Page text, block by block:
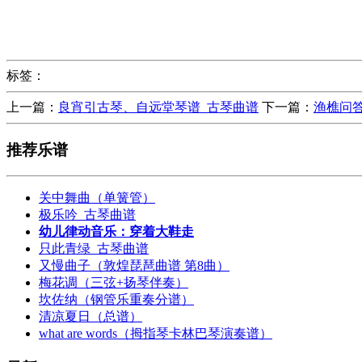
标签：
上一篇： 良宵引古琴、自远堂琴谱_古琴曲谱 下一篇： 渔樵问
推荐乐谱
关中舞曲（单簧管）
极乐吟_古琴曲谱
幼儿律动音乐：穿着大鞋走
只此青绿_古琴曲谱
又慢曲子（敦煌琵琶曲谱 第8曲）
梅花调（三弦+扬琴伴奏）
坎佐纳（钢管乐重奏分谱）
清凉夏日（总谱）
what are words（拇指琴卡林巴琴演奏谱）